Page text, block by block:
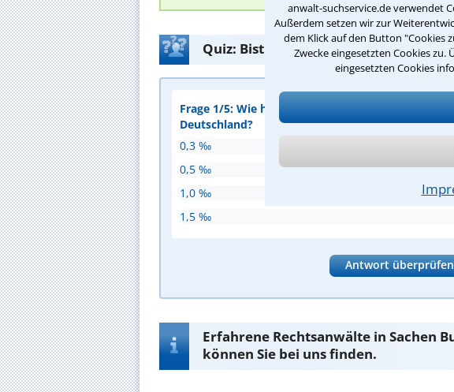
anwalt-suchservice.de verwendet
Außerdem setzen wir zur
dem Klick auf den Button "Cookies
Zwecke eingesetzten Cookies
eingesetzten Cookies
Quiz: Bist Du fit für den
Frage 1/5: Wie hoch ist die Promillegrenze für das
Deutschland?
0,3 ‰
0,5 ‰
1,0 ‰
1,5 ‰
Antwort überprüfen
Erfahrene Rechtsanwälte in Sachen
können Sie bei uns finden.